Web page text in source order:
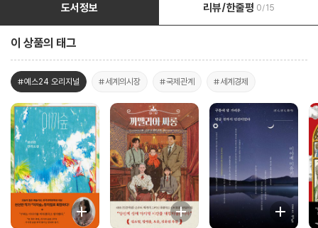
도서정보 리뷰/한줄평 0/15
이 상품의 태그
#예스24 오리지널 #세계의시장 #국제관계 #세계경제